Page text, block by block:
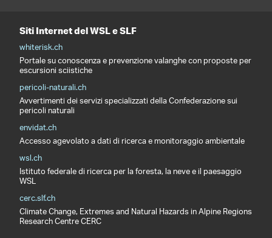
Siti Internet del WSL e SLF
whiterisk.ch
Portale su conoscenza e prevenzione valanghe con proposte per
escursioni sciistiche
pericoli-naturali.ch
Avvertimenti dei servizi specializzati della Confederazione sui
pericoli naturali
envidat.ch
Accesso agevolato a dati di ricerca e monitoraggio ambientale
wsl.ch
Istituto federale di ricerca per la foresta, la neve e il paesaggio
WSL
cerc.slf.ch
Climate Change, Extremes and Natural Hazards in Alpine Regions
Research Centre CERC